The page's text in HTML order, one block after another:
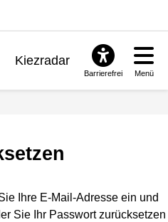
Kiezradar
Barrierefrei Menü
Ihre E-Mail-Adresse ein und
Sie Ihr Passwort zurücksetzen